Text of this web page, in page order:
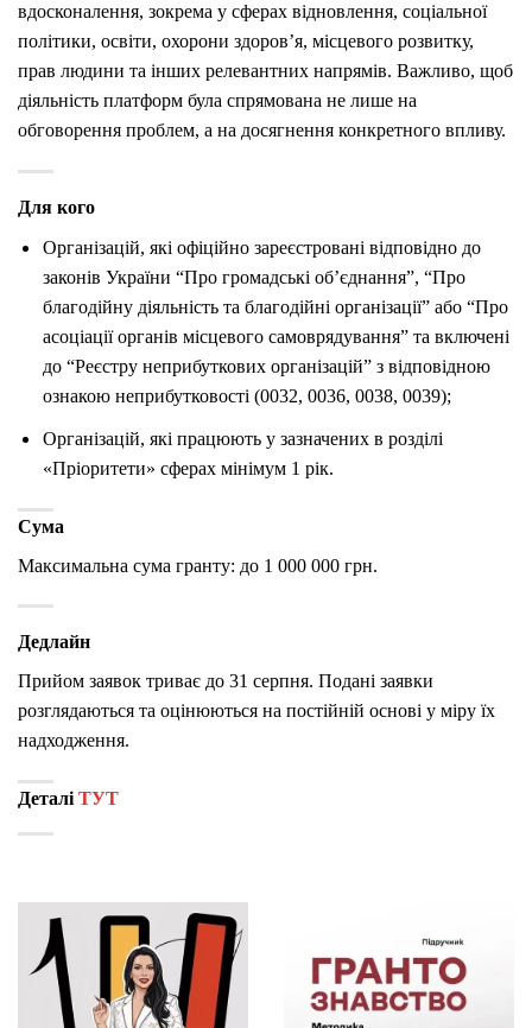
вдосконалення, зокрема у сферах відновлення, соціальної
політики, освіти, охорони здоров’я, місцевого розвитку,
прав людини та інших релевантних напрямів. Важливо, щоб
діяльність платформ була спрямована не лише на
обговорення проблем, а на досягнення конкретного впливу.
Для кого
Організацій, які офіційно зареєстровані відповідно до
законів України “Про громадські об’єднання”, “Про
благодійну діяльність та благодійні організації” або “Про
асоціації органів місцевого самоврядування” та включені
до “Реєстру неприбуткових організацій” з відповідною
ознакою неприбутковості (0032, 0036, 0038, 0039);
Організацій, які працюють у зазначених в розділі
«Пріоритети» сферах мінімум 1 рік.
Сума
Максимальна сума гранту: до 1 000 000 грн.
Дедлайн
Прийом заявок триває до 31 серпня. Подані заявки
розглядаються та оцінюються на постійній основі у міру їх
надходження.
Деталі ТУТ